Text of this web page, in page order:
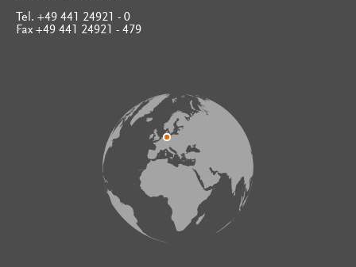
Tel. +49 441 24921 - 0
Fax +49 441 24921 - 479